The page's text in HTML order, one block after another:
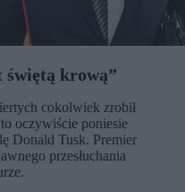
krową”
cokolwiek zrobił
oczywiście poniesie
Donald Tusk. Premier
przesłuchania